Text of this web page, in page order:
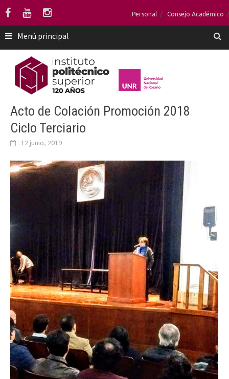
Saltar
contenido
Personal Consejo Académico
Menú principal
Acto de Colación Promoción 2018
Ciclo Terciario
12 junio, 2019